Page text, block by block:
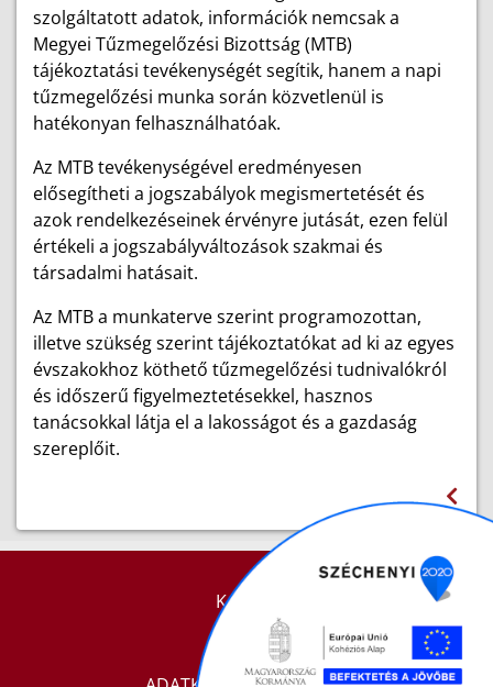
szolgáltatott adatok, információk nemcsak a
Megyei Tűzmegelőzési Bizottság (MTB)
tájékoztatási tevékenységét segítik, hanem a napi
tűzmegelőzési munka során közvetlenül is
hatékonyan felhasználhatóak.
Az MTB tevékenységével eredményesen
elősegítheti a jogszabályok megismertetését és
azok rendelkezéseinek érvényre jutását, ezen felül
értékeli a jogszabályváltozások szakmai és
társadalmi hatásait.
Az MTB a munkaterve szerint programozottan,
illetve szükség szerint tájékoztatókat ad ki az egyes
évszakokhoz köthető tűzmegelőzési tudnivalókról
és időszerű figyelmeztetésekkel, hasznos
tanácsokkal látja el a lakosságot és a gazdaság
szereplőit.
KAPCSOLAT
IMPRESSZUM